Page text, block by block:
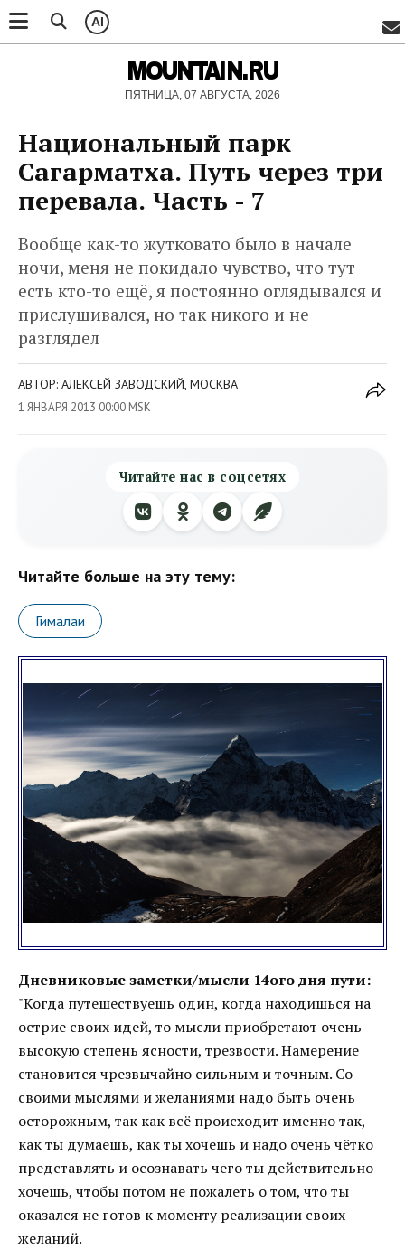
AI
MOUNTAIN.RU
ПЯТНИЦА, 07 АВГУСТА, 2026
Национальный парк
Сагарматха. Путь через три
перевала. Часть - 7
Вообще как-то жутковато было в начале
ночи, меня не покидало чувство, что тут
есть кто-то ещё, я постоянно оглядывался и
прислушивался, но так никого и не
разглядел
АВТОР: АЛЕКСЕЙ ЗАВОДСКИЙ, МОСКВА
1 ЯНВАРЯ 2013 00:00 MSK
Читайте нас в соцсетях
Читайте больше на эту тему:
Гималаи
Дневниковые заметки/мысли 14ого дня пути:
"Когда путешествуешь один, когда находишься на
острие своих идей, то мысли приобретают очень
высокую степень ясности, трезвости. Намерение
становится чрезвычайно сильным и точным. Со
своими мыслями и желаниями надо быть очень
осторожным, так как всё происходит именно так,
как ты думаешь, как ты хочешь и надо очень чётко
представлять и осознавать чего ты действительно
хочешь, чтобы потом не пожалеть о том, что ты
оказался не готов к моменту реализации своих
желаний.